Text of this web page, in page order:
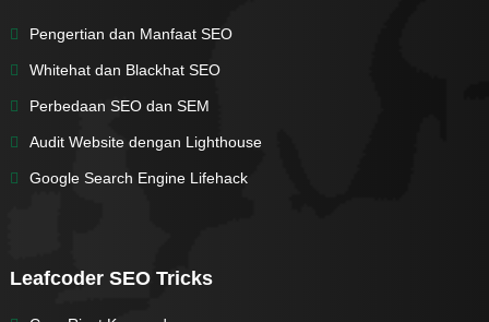
Pengertian dan Manfaat SEO
Whitehat dan Blackhat SEO
Perbedaan SEO dan SEM
Audit Website dengan Lighthouse
Google Search Engine Lifehack
Leafcoder SEO Tricks